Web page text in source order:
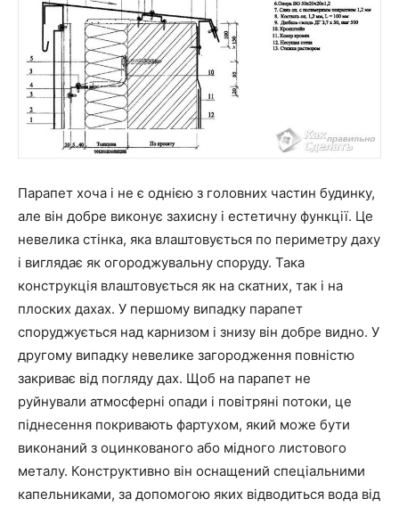
Парапет хоча і не є однією з головних частин будинку,
але він добре виконує захисну і естетичну функції. Це
невелика стінка, яка влаштовується по периметру даху
і виглядає як огороджувальну споруду. Така
конструкція влаштовується як на скатних, так і на
плоских дахах. У першому випадку парапет
споруджується над карнизом і знизу він добре видно. У
другому випадку невелике загородження повністю
закриває від погляду дах. Щоб на парапет не
руйнували атмосферні опади і повітряні потоки, це
піднесення покривають фартухом, який може бути
виконаний з оцинкованого або мідного листового
металу. Конструктивно він оснащений спеціальними
капельниками, за допомогою яких відводиться вода від